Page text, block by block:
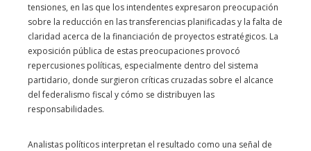
tensiones, en las que los intendentes expresaron preocupación
sobre la reducción en las transferencias planificadas y la falta de
claridad acerca de la financiación de proyectos estratégicos. La
exposición pública de estas preocupaciones provocó
repercusiones políticas, especialmente dentro del sistema
partidario, donde surgieron críticas cruzadas sobre el alcance
del federalismo fiscal y cómo se distribuyen las
responsabilidades.
Analistas políticos interpretan el resultado como una señal de